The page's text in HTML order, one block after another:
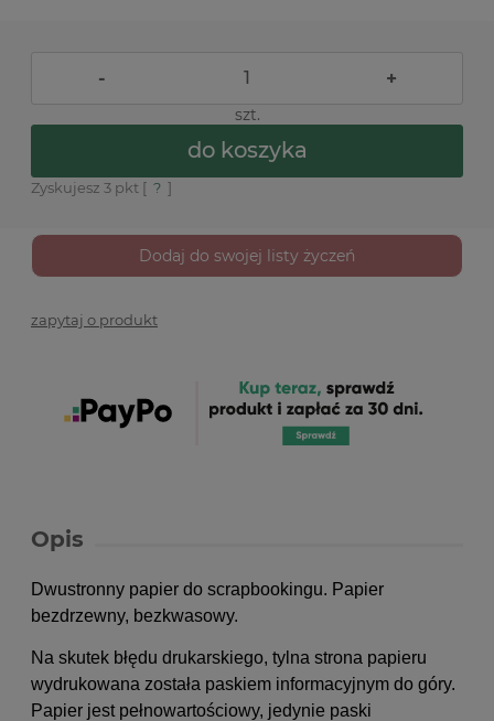
- +
szt.
do koszyka
Zyskujesz 3 pkt [ ? ]
Dodaj do swojej listy życzeń
zapytaj o produkt
Opis
Dwustronny papier do scrapbookingu. Papier
bezdrzewny, bezkwasowy.
Na skutek błędu drukarskiego, tylna strona papieru
wydrukowana została paskiem informacyjnym do góry.
Papier jest pełnowartościowy, jedynie paski